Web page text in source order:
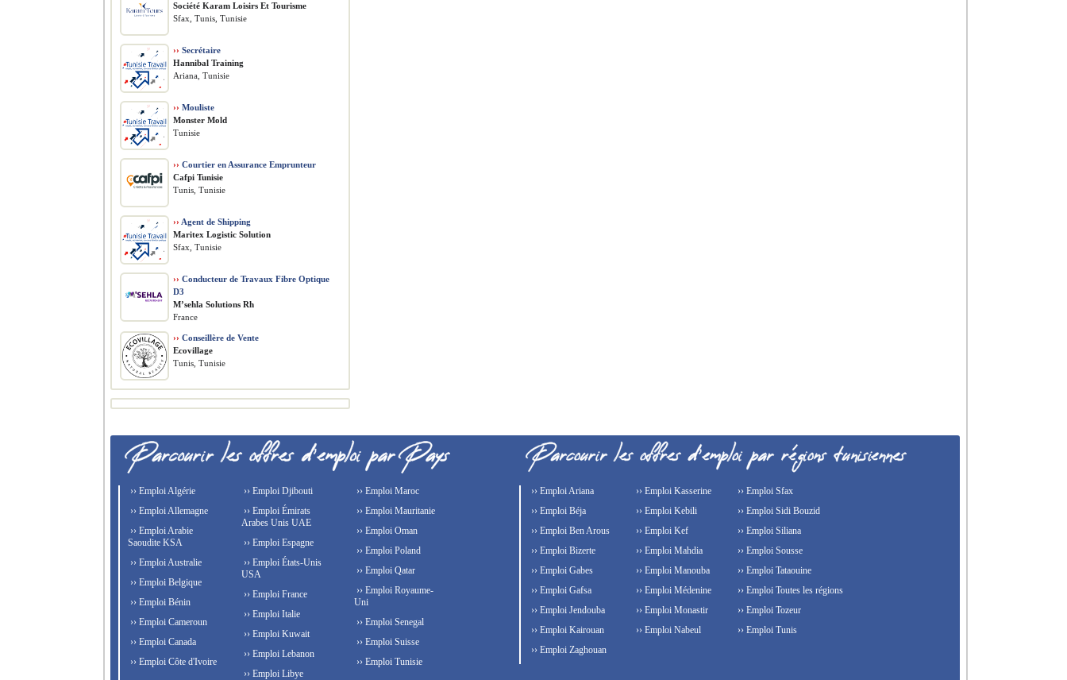
Société Karam Loisirs Et Tourisme
Sfax, Tunis, Tunisie
›› Secrétaire
Hannibal Training
Ariana, Tunisie
›› Mouliste
Monster Mold
Tunisie
›› Courtier en Assurance Emprunteur
Cafpi Tunisie
Tunis, Tunisie
›› Agent de Shipping
Maritex Logistic Solution
Sfax, Tunisie
›› Conducteur de Travaux Fibre Optique
D3
M’sehla Solutions Rh
France
›› Conseillère de Vente
Ecovillage
Tunis, Tunisie
›› Emploi Algérie
›› Emploi Allemagne
›› Emploi Arabie
Saoudite KSA
›› Emploi Australie
›› Emploi Belgique
›› Emploi Bénin
›› Emploi Cameroun
›› Emploi Canada
›› Emploi Côte d'Ivoire
›› Emploi Djibouti
›› Emploi Émirats
Arabes Unis UAE
›› Emploi Espagne
›› Emploi États-Unis
USA
›› Emploi France
›› Emploi Italie
›› Emploi Kuwait
›› Emploi Lebanon
›› Emploi Libye
›› Emploi Maroc
›› Emploi Mauritanie
›› Emploi Oman
›› Emploi Poland
›› Emploi Qatar
›› Emploi Royaume-
Uni
›› Emploi Senegal
›› Emploi Suisse
›› Emploi Tunisie
›› Emploi Ariana
›› Emploi Béja
›› Emploi Ben Arous
›› Emploi Bizerte
›› Emploi Gabes
›› Emploi Gafsa
›› Emploi Jendouba
›› Emploi Kairouan
›› Emploi Kasserine
›› Emploi Kebili
›› Emploi Kef
›› Emploi Mahdia
›› Emploi Manouba
›› Emploi Médenine
›› Emploi Monastir
›› Emploi Nabeul
›› Emploi Sfax
›› Emploi Sidi Bouzid
›› Emploi Siliana
›› Emploi Sousse
›› Emploi Tataouine
›› Emploi Toutes les régions
›› Emploi Tozeur
›› Emploi Tunis
›› Emploi Zaghouan